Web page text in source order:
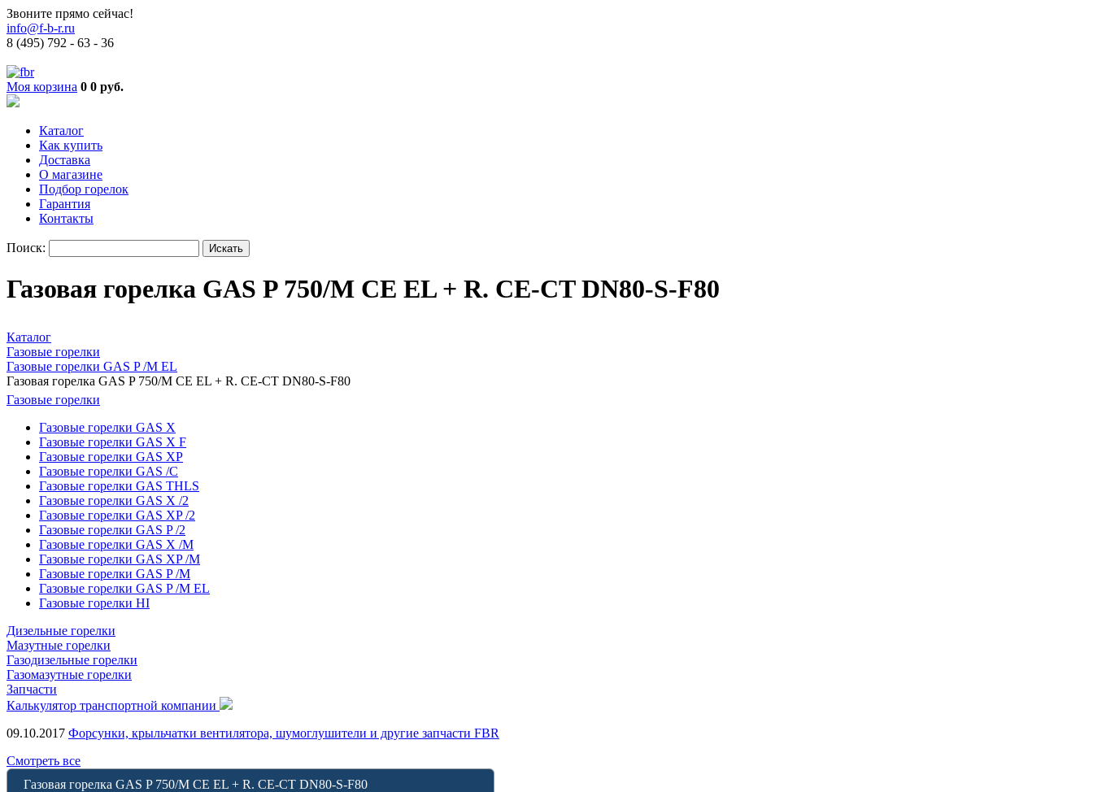
Звоните прямо сейчас!
info@f-b-r.ru
8 (495) 792 - 63 - 36
Моя корзина 0 0 руб.
Каталог
Как купить
Доставка
О магазине
Подбор горелок
Гарантия
Контакты
Поиск:
Газовая горелка GAS P 750/M CE EL + R. CE-CT DN80-S-F80
Каталог
Газовые горелки
Газовые горелки GAS P /M EL
Газовая горелка GAS P 750/M CE EL + R. CE-CT DN80-S-F80
Газовые горелки
Газовые горелки GAS X
Газовые горелки GAS X F
Газовые горелки GAS XP
Газовые горелки GAS /C
Газовые горелки GAS THLS
Газовые горелки GAS X /2
Газовые горелки GAS XP /2
Газовые горелки GAS P /2
Газовые горелки GAS X /M
Газовые горелки GAS XP /M
Газовые горелки GAS P /M
Газовые горелки GAS P /M EL
Газовые горелки HI
Дизельные горелки
Мазутные горелки
Газодизельные горелки
Газомазутные горелки
Запчасти
Калькулятор транспортной компании
09.10.2017 Форсунки, крыльчатки вентилятора, шумоглушители и другие запчасти FBR
Смотреть все
Газовая горелка GAS P 750/M CE EL + R. CE-CT DN80-S-F80